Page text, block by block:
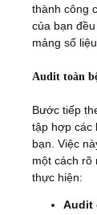
thành công
của bạn
mảng số
Audit toàn
Bước tiếp
tập hợp các
bạn. Việc
một cách rõ
thực hiện:
Audit